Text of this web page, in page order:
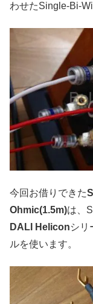
わせたSingle-Bi-
今回お借りできた
Ohmic(1.5m)は、
DALI Heliconシリ
ルを使います。